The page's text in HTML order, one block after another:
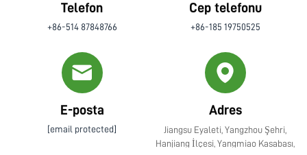
Telefon
+86-514 87848766
Cep telefonu
+86-185 19750525
E-posta
[email protected]
Adres
Jiangsu Eyaleti, Yangzhou Şehri,
Hanjiang İlçesi, Yangmiao Kasabası,